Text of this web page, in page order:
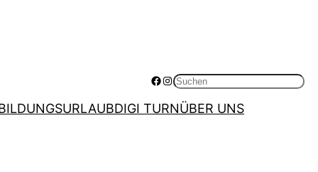
Facebook
Instagram
Suchen
DIGI TURNÜBER UNS